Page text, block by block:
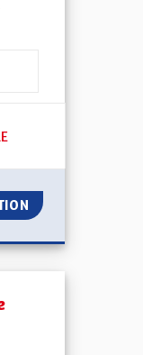
les soins et les liens,
AGIR